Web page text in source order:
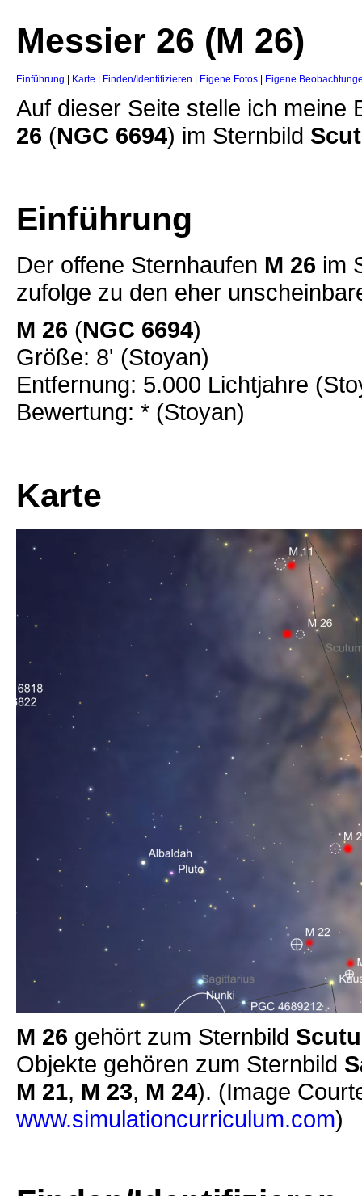
Messier 26 (M 26)
Einführung Karte Finden/Identifizieren Eigene Fotos Eigene
Auf dieser Seite stelle ich
26 (NGC 6694) im Sternbild
Einführung
Der offene Sternhaufen M 26 im
zufolge zu den eher
M 26 (NGC 6694)
Größe: 8' (Stoyan)
Entfernung: 5.000 Lichtjahre
Bewertung: * (Stoyan)
Karte
M 26 gehört zum Sternbild
Objekte gehören zum Sternbild
M 21, M 23, M 24). (Image
www.simulationcurriculum.com)